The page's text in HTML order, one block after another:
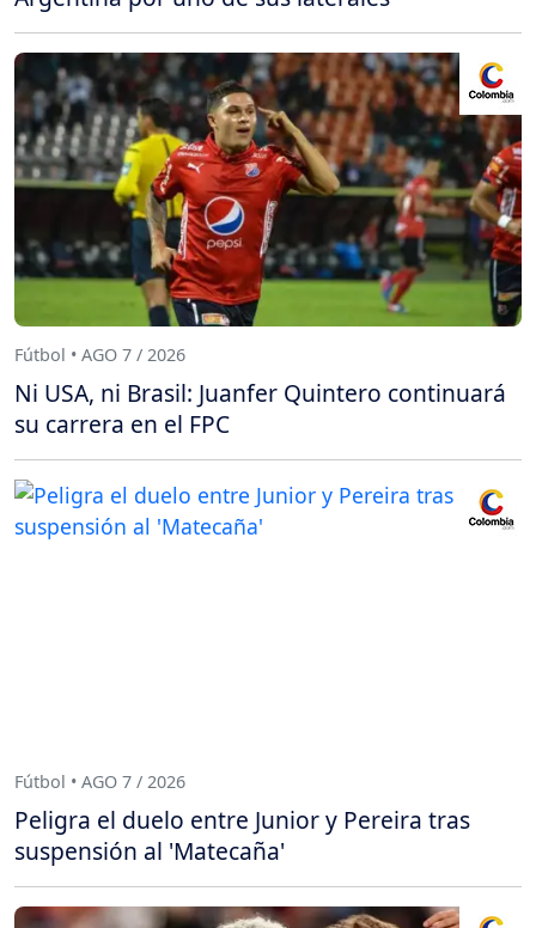
Fútbol • AGO 7 / 2026
Ni USA, ni Brasil: Juanfer Quintero continuará
su carrera en el FPC
Fútbol • AGO 7 / 2026
Peligra el duelo entre Junior y Pereira tras
suspensión al 'Matecaña'